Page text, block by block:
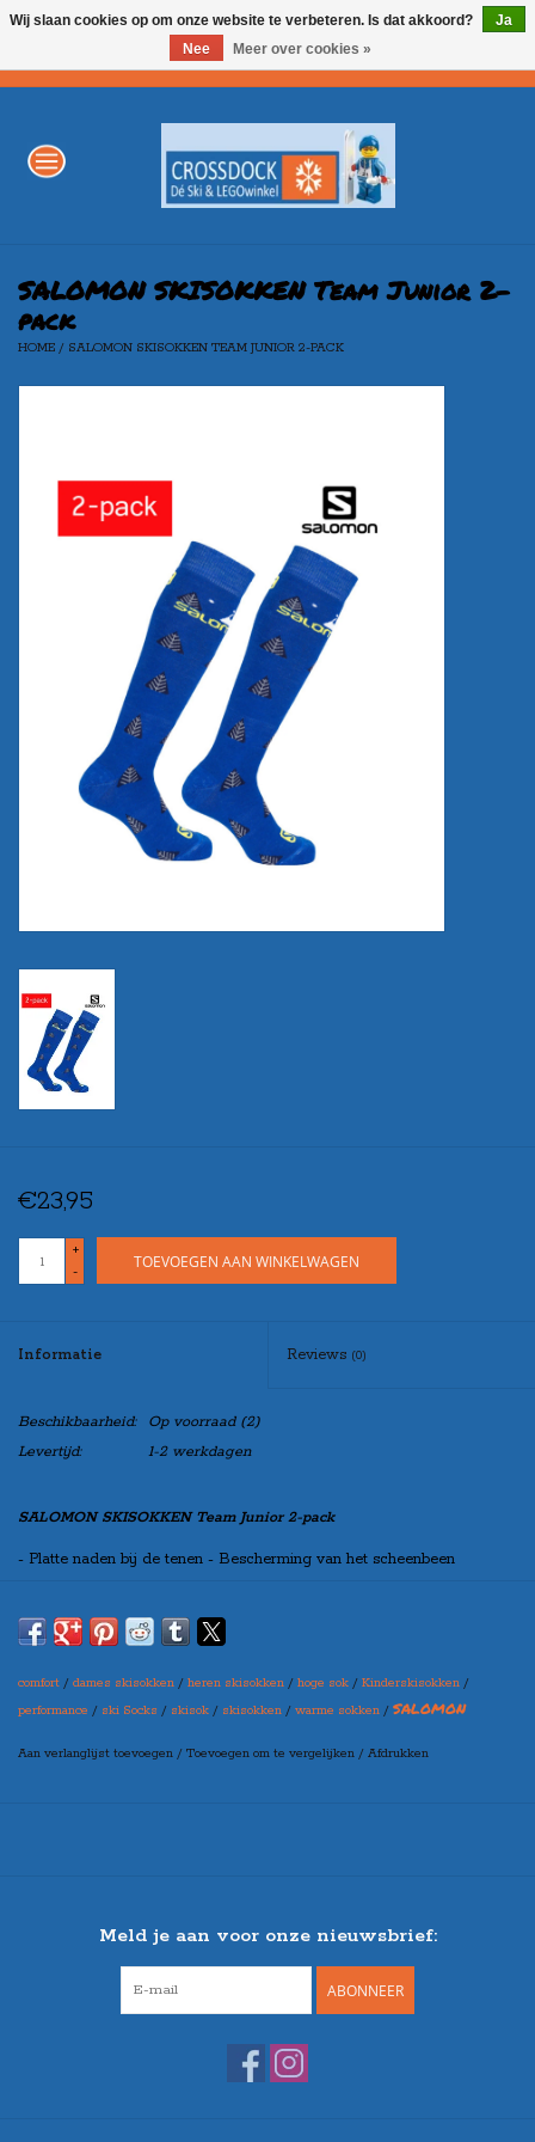
WINTERSPORT
LEGO
SALOMON SKISOKKEN Team Junior 2-
pack
HOME / SALOMON SKISOKKEN TEAM JUNIOR 2-PACK
€23,95
+
-
TOEVOEGEN AAN WINKELWAGEN
Informatie Reviews (0)
Beschikbaarheid: Op voorraad(2)
Levertijd:
1-2 werkdagen
SALOMON SKISOKKEN Team Junior 2-pack
- Platte naden bij de tenen - Bescherming van het scheenbeen
- Sneldrogend - Vereenvoudigd aantrekken - Motion Fit - Grip met de
- Band voor het behoud van de enkel en de voetboog - Anatomische
vorm van de rechter-/linkervoet
comfort / dames skisokken / heren skisokken / hoge sok / Kinderskisokken /
performance / ski Socks / skisok / skisokken / warme sokken / SALOMON
Aan verlanglijst toevoegen / Toevoegen om te vergelijken / Afdrukken
Meld je aan voor onze nieuwsbrief:
ABONNEER
Wij slaan cookies op om onze website te verbeteren. Is dat akkoord?
Ja
Nee
Meer over cookies »